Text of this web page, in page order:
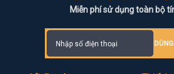
Miễn phí sử dụng toàn bộ